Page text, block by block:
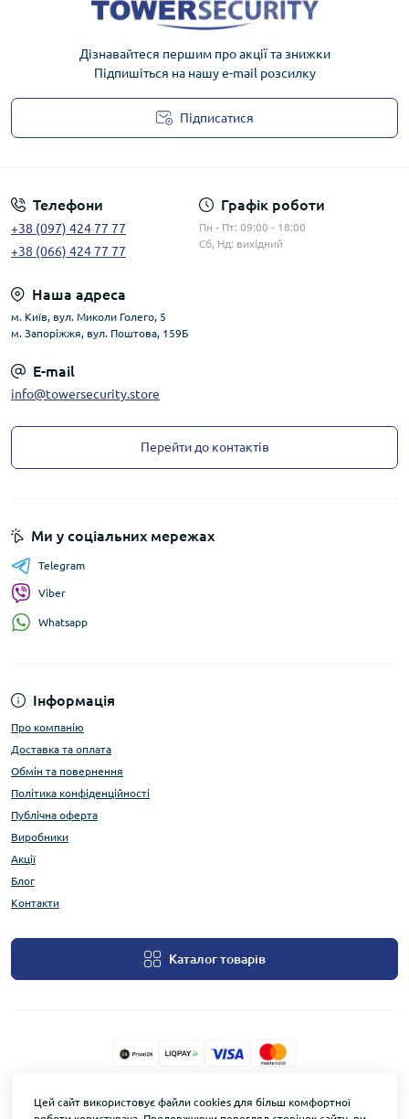
Дізнавайтеся першим про акції та знижки
Підпишіться на нашу e-mail розсилку
Підписатися
Телефони
+38 (097) 424 77 77
+38 (066) 424 77 77
Графік роботи
Пн - Пт: 09:00 - 18:00
Сб, Нд: вихідний
Наша адреса
м. Київ, вул. Миколи Голего, 5
м. Запоріжжя, вул. Поштова, 159Б
E-mail
info@towersecurity.store
Перейти до контактів
Інформація
Про компанію
Доставка та оплата
Обмін та повернення
Політика конфіденційності
Публічна оферта
Виробники
Акції
Блог
Контакти
Каталог товарів
Ми у соціальних мережах
Telegram
Viber
Whatsapp
TOWERSECURITY.STORE © 2026
Цей сайт використовує файли cookies для більш комфортної